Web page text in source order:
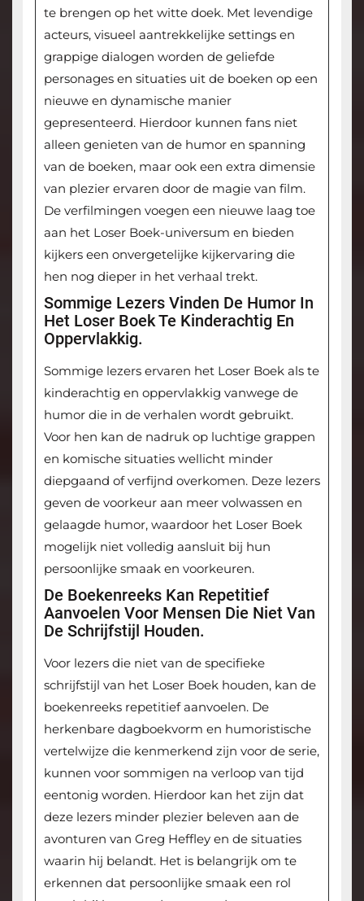
te brengen op het witte doek. Met levendige
acteurs, visueel aantrekkelijke settings en
grappige dialogen worden de geliefde
personages en situaties uit de boeken op een
nieuwe en dynamische manier
gepresenteerd. Hierdoor kunnen fans niet
alleen genieten van de humor en spanning
van de boeken, maar ook een extra dimensie
van plezier ervaren door de magie van film.
De verfilmingen voegen een nieuwe laag toe
aan het Loser Boek-universum en bieden
kijkers een onvergetelijke kijkervaring die
hen nog dieper in het verhaal trekt.
Sommige Lezers Vinden De Humor In
Het Loser Boek Te Kinderachtig En
Oppervlakkig.
Sommige lezers ervaren het Loser Boek als te
kinderachtig en oppervlakkig vanwege de
humor die in de verhalen wordt gebruikt.
Voor hen kan de nadruk op luchtige grappen
en komische situaties wellicht minder
diepgaand of verfijnd overkomen. Deze lezers
geven de voorkeur aan meer volwassen en
gelaagde humor, waardoor het Loser Boek
mogelijk niet volledig aansluit bij hun
persoonlijke smaak en voorkeuren.
De Boekenreeks Kan Repetitief
Aanvoelen Voor Mensen Die Niet Van
De Schrijfstijl Houden.
Voor lezers die niet van de specifieke
schrijfstijl van het Loser Boek houden, kan de
boekenreeks repetitief aanvoelen. De
herkenbare dagboekvorm en humoristische
vertelwijze die kenmerkend zijn voor de serie,
kunnen voor sommigen na verloop van tijd
eentonig worden. Hierdoor kan het zijn dat
deze lezers minder plezier beleven aan de
avonturen van Greg Heffley en de situaties
waarin hij belandt. Het is belangrijk om te
erkennen dat persoonlijke smaak een rol